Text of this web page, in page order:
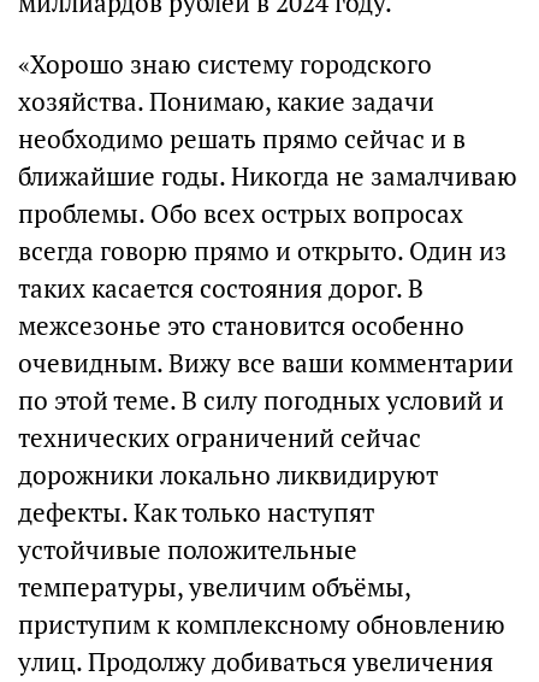
«Хорошо знаю систему городского
хозяйства. Понимаю, какие задачи
необходимо решать прямо сейчас и в
ближайшие годы. Никогда не замалчиваю
проблемы. Обо всех острых вопросах
всегда говорю прямо и открыто. Один из
таких касается состояния дорог. В
межсезонье это становится особенно
очевидным. Вижу все ваши комментарии
по этой теме. В силу погодных условий и
технических ограничений сейчас
дорожники локально ликвидируют
дефекты. Как только наступят
устойчивые положительные
температуры, увеличим объёмы,
приступим к комплексному обновлению
улиц. Продолжу добиваться увеличения